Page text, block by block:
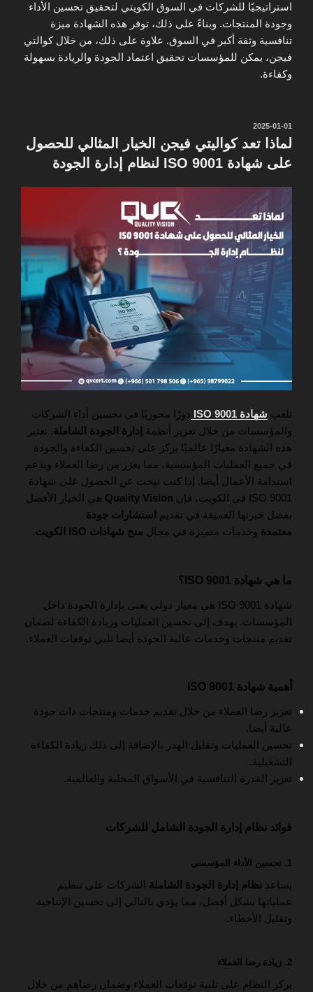
استراتيجيًا للشركات في السوق الكويتي لتحقيق تحسين الأداء
وجودة المنتجات. وبناءً على ذلك، توفر هذه الشهادة ميزة
تنافسية وثقة أكبر في السوق. علاوة على ذلك، من خلال كوالتي
فيجن، يمكن للمؤسسات تحقيق اعتماد الجودة والريادة بسهولة
وكفاءة.
نُشر
في
2025-01-01
لماذا تعد كواليتي فيجن الخيار المثالي للحصول
على شهادة ISO 9001 لنظام إدارة الجودة
تلعب شهادة ISO 9001
دورًا محوريًا في تحسين أداء الشركات
والمؤسسات من خلال تعزيز أنظمة إدارة الجودة الشاملة. تعتبر
هذه الشهادة معيارًا عالميًا يركز على تحسين الكفاءة والجودة
في جميع العمليات المؤسسية، مما يعزز من رضا العملاء ويدعم
استدامة الأعمال أيضا. إذا كنت تبحث عن الحصول على شهادة
ISO 9001 في الكويت، فإن
Quality Vision هي الخيار الأفضل
بفضل خبرتها العميقة في تقديم
استشارات جودة
معتمدة وخدمات متميزة في مجال منح شهادات ISO الكويت .
ما هي شهادة ISO 9001؟
شهادة ISO 9001 هي معيار دولي يعنى بإدارة الجودة داخل
المؤسسات. يهدف إلى تحسين العمليات وزيادة الكفاءة لضمان
تقديم منتجات وخدمات عالية الجودة أيضا تلبي توقعات العملاء.
أهمية شهادة ISO 9001
تعزيز رضا العملاء من خلال تقديم خدمات ومنتجات ذات جودة
عالية أيضا.
تحسين العمليات وتقليل الهدر بالإضافة إلى ذلك زيادة الكفاءة
التشغيلية.
تعزيز القدرة التنافسية في الأسواق المحلية والعالمية.
فوائد نظام إدارة الجودة الشامل للشركات
1. تحسين الأداء المؤسسي
يساعد نظام إدارة الجودة الشاملة الشركات على تنظيم
عملياتها بشكل أفضل، مما يؤدي بالتالي إلى تحسين الإنتاجية
وتقليل الأخطاء.
2. زيادة رضا العملاء
يركز النظام على تلبية توقعات العملاء وضمان رضاهم من خلال